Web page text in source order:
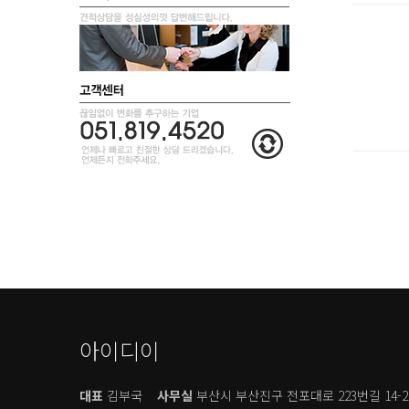
아이디이
대표 김부국 사무실 부산시 부산진구 전포대로 223번길 14-